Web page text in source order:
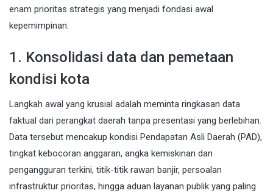
enam prioritas strategis yang menjadi fondasi awal
kepemimpinan.
1. Konsolidasi data dan pemetaan
kondisi kota
Langkah awal yang krusial adalah meminta ringkasan data
faktual dari perangkat daerah tanpa presentasi yang berlebihan.
Data tersebut mencakup kondisi Pendapatan Asli Daerah (PAD),
tingkat kebocoran anggaran, angka kemiskinan dan
pengangguran terkini, titik-titik rawan banjir, persoalan
infrastruktur prioritas, hingga aduan layanan publik yang paling